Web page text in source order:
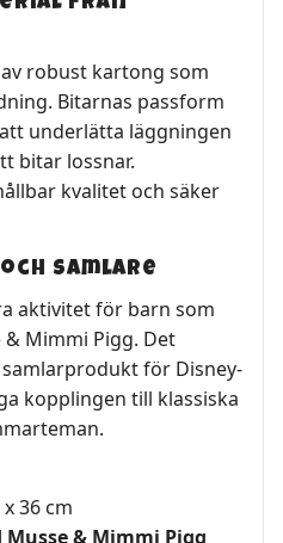
robust kartong som
Bitarnas passform
underlätta läggningen
bitar lossnar.
kvalitet och säker
samlare
aktivitet för barn som
Mimmi Pigg. Det
för Disney-
kopplingen till klassiska
x 36 cm
& Mimmi Pigg